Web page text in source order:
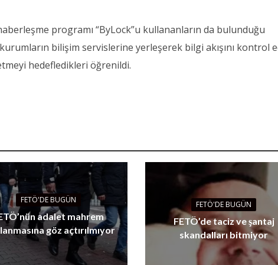
programı “ByLock”u kullananların da bulunduğu
bilişim servislerine yerleşerek bilgi akışını kontrol
hedefledikleri öğrenildi.
FETÖ'DE BUGÜN
adalet mahrem
göz açtırılmıyor
FETÖ'DE BUGÜN
FETÖ’de taciz ve şantaj
skandalları bitmiyor